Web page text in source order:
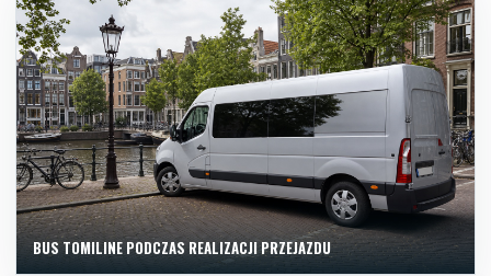
BUS TOMILINE PODCZAS REALIZACJI PRZEJAZDU